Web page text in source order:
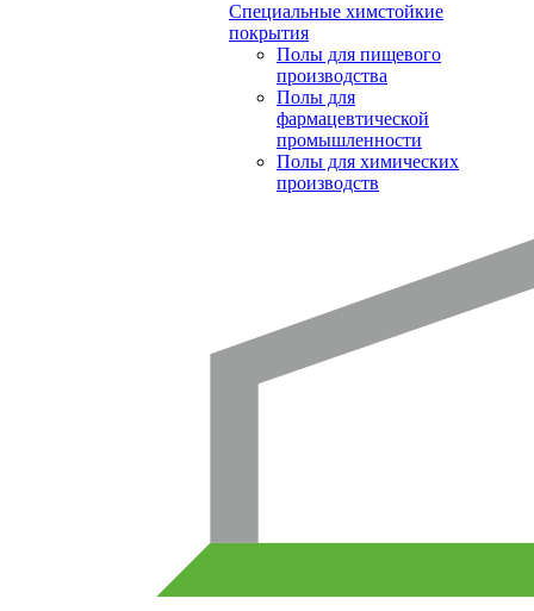
Специальные химстойкие
покрытия
Полы для пищевого
производства
Полы для
фармацевтической
промышленности
Полы для химических
производств